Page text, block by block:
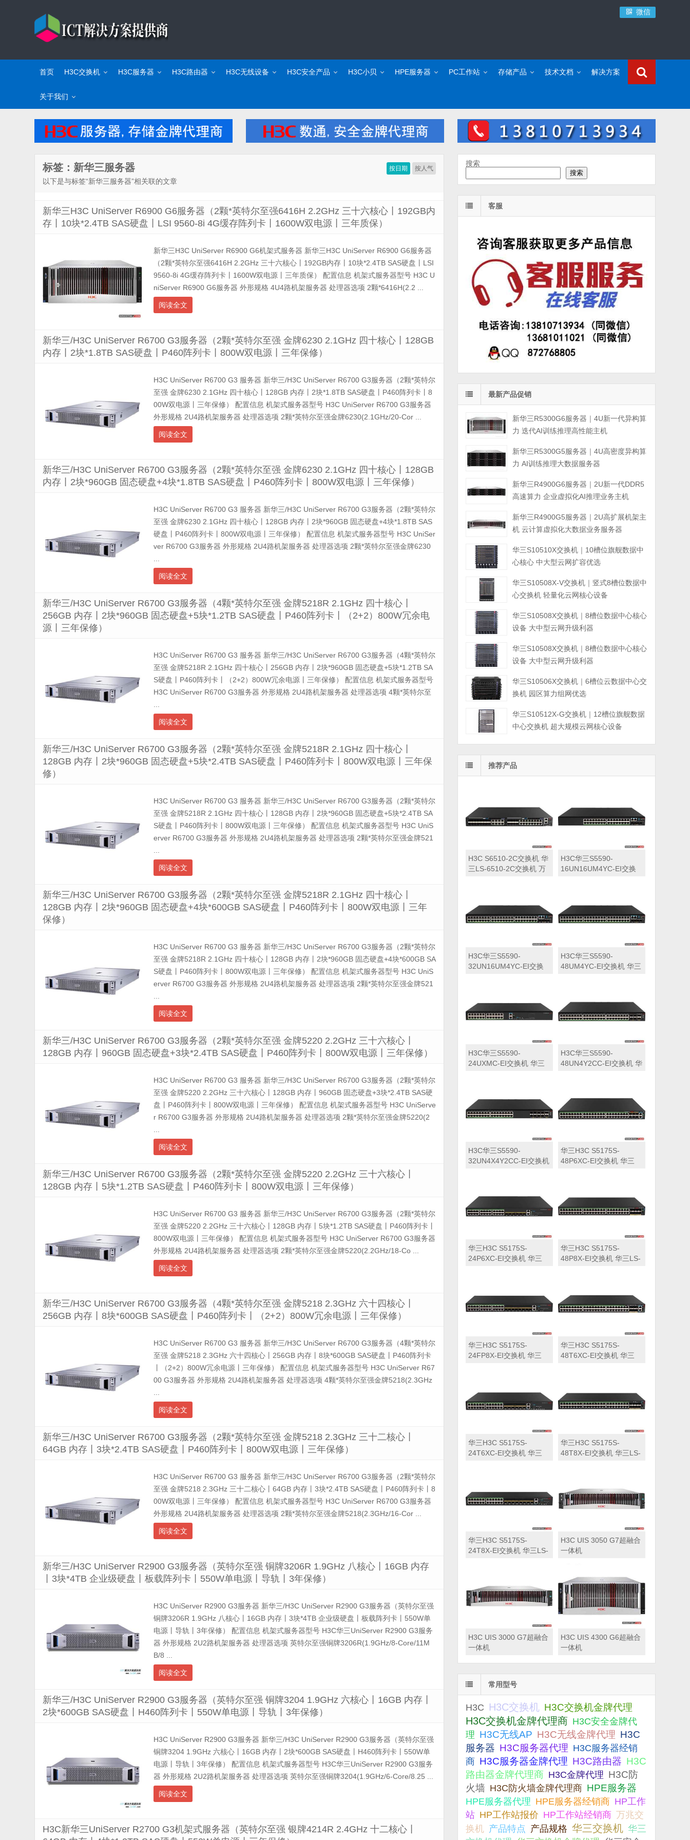
微信
首页 H3C交换机 H3C服务器 H3C路由器 H3C无线设备 H3C安全产品 H3C小贝 HPE服务器 PC工作站 存储产品 技术文档 解决方案
关于我们
按日期 按人气
标签：新华三服务器
以下是与标签“新华三服务器”相关联的文章
新华三H3C UniServer R6900 G6服务器（2颗*英特尔至强6416H 2.2GHz 三十六核心丨192GB内
存丨10块*2.4TB SAS硬盘丨LSI 9560-8i 4G缓存阵列卡丨1600W双电源丨三年质保）
新华三H3C UniServer R6900 G6机架式服务器 新华三H3C UniServer R6900 G6服务器
（2颗*英特尔至强6416H 2.2GHz 三十六核心丨192GB内存丨10块*2.4TB SAS硬盘丨LSI
9560-8i 4G缓存阵列卡丨1600W双电源丨三年质保） 配置信息 机架式服务器型号 H3C U
niServer R6900 G6服务器 外形规格 4U4路机架服务器 处理器选项 2颗*6416H(2.2 ...
阅读全文
新华三/H3C UniServer R6700 G3服务器（2颗*英特尔至强 金牌6230 2.1GHz 四十核心丨128GB
内存丨2块*1.8TB SAS硬盘丨P460阵列卡丨800W双电源丨三年保修）
H3C UniServer R6700 G3 服务器 新华三/H3C UniServer R6700 G3服务器（2颗*英特尔
至强 金牌6230 2.1GHz 四十核心丨128GB 内存丨2块*1.8TB SAS硬盘丨P460阵列卡丨8
00W双电源丨三年保修） 配置信息 机架式服务器型号 H3C UniServer R6700 G3服务器
外形规格 2U4路机架服务器 处理器选项 2颗*英特尔至强金牌6230(2.1GHz/20-Cor ...
阅读全文
新华三/H3C UniServer R6700 G3服务器（2颗*英特尔至强 金牌6230 2.1GHz 四十核心丨128GB
内存丨2块*960GB 固态硬盘+4块*1.8TB SAS硬盘丨P460阵列卡丨800W双电源丨三年保修）
H3C UniServer R6700 G3 服务器 新华三/H3C UniServer R6700 G3服务器（2颗*英特尔
至强 金牌6230 2.1GHz 四十核心丨128GB 内存丨2块*960GB 固态硬盘+4块*1.8TB SAS
硬盘丨P460阵列卡丨800W双电源丨三年保修） 配置信息 机架式服务器型号 H3C UniSer
ver R6700 G3服务器 外形规格 2U4路机架服务器 处理器选项 2颗*英特尔至强金牌6230
...
阅读全文
新华三/H3C UniServer R6700 G3服务器（4颗*英特尔至强 金牌5218R 2.1GHz 四十核心丨
256GB 内存丨2块*960GB 固态硬盘+5块*1.2TB SAS硬盘丨P460阵列卡丨（2+2）800W冗余电
源丨三年保修）
H3C UniServer R6700 G3 服务器 新华三/H3C UniServer R6700 G3服务器（4颗*英特尔
至强 金牌5218R 2.1GHz 四十核心丨256GB 内存丨2块*960GB 固态硬盘+5块*1.2TB SA
S硬盘丨P460阵列卡丨（2+2）800W冗余电源丨三年保修） 配置信息 机架式服务器型号
H3C UniServer R6700 G3服务器 外形规格 2U4路机架服务器 处理器选项 4颗*英特尔至
...
阅读全文
新华三/H3C UniServer R6700 G3服务器（2颗*英特尔至强 金牌5218R 2.1GHz 四十核心丨
128GB 内存丨2块*960GB 固态硬盘+5块*2.4TB SAS硬盘丨P460阵列卡丨800W双电源丨三年保
修）
H3C UniServer R6700 G3 服务器 新华三/H3C UniServer R6700 G3服务器（2颗*英特尔
至强 金牌5218R 2.1GHz 四十核心丨128GB 内存丨2块*960GB 固态硬盘+5块*2.4TB SA
S硬盘丨P460阵列卡丨800W双电源丨三年保修） 配置信息 机架式服务器型号 H3C UniS
erver R6700 G3服务器 外形规格 2U4路机架服务器 处理器选项 2颗*英特尔至强金牌521
...
阅读全文
新华三/H3C UniServer R6700 G3服务器（2颗*英特尔至强 金牌5218R 2.1GHz 四十核心丨
128GB 内存丨2块*960GB 固态硬盘+4块*600GB SAS硬盘丨P460阵列卡丨800W双电源丨三年
保修）
H3C UniServer R6700 G3 服务器 新华三/H3C UniServer R6700 G3服务器（2颗*英特尔
至强 金牌5218R 2.1GHz 四十核心丨128GB 内存丨2块*960GB 固态硬盘+4块*600GB SA
S硬盘丨P460阵列卡丨800W双电源丨三年保修） 配置信息 机架式服务器型号 H3C UniS
erver R6700 G3服务器 外形规格 2U4路机架服务器 处理器选项 2颗*英特尔至强金牌521
...
阅读全文
新华三/H3C UniServer R6700 G3服务器（2颗*英特尔至强 金牌5220 2.2GHz 三十六核心丨
128GB 内存丨960GB 固态硬盘+3块*2.4TB SAS硬盘丨P460阵列卡丨800W双电源丨三年保修）
H3C UniServer R6700 G3 服务器 新华三/H3C UniServer R6700 G3服务器（2颗*英特尔
至强 金牌5220 2.2GHz 三十六核心丨128GB 内存丨960GB 固态硬盘+3块*2.4TB SAS硬
盘丨P460阵列卡丨800W双电源丨三年保修） 配置信息 机架式服务器型号 H3C UniServe
r R6700 G3服务器 外形规格 2U4路机架服务器 处理器选项 2颗*英特尔至强金牌5220(2
...
阅读全文
新华三/H3C UniServer R6700 G3服务器（2颗*英特尔至强 金牌5220 2.2GHz 三十六核心丨
128GB 内存丨5块*1.2TB SAS硬盘丨P460阵列卡丨800W双电源丨三年保修）
H3C UniServer R6700 G3 服务器 新华三/H3C UniServer R6700 G3服务器（2颗*英特尔
至强 金牌5220 2.2GHz 三十六核心丨128GB 内存丨5块*1.2TB SAS硬盘丨P460阵列卡丨
800W双电源丨三年保修） 配置信息 机架式服务器型号 H3C UniServer R6700 G3服务器
外形规格 2U4路机架服务器 处理器选项 2颗*英特尔至强金牌5220(2.2GHz/18-Co ...
阅读全文
新华三/H3C UniServer R6700 G3服务器（4颗*英特尔至强 金牌5218 2.3GHz 六十四核心丨
256GB 内存丨8块*600GB SAS硬盘丨P460阵列卡丨（2+2）800W冗余电源丨三年保修）
H3C UniServer R6700 G3 服务器 新华三/H3C UniServer R6700 G3服务器（4颗*英特尔
至强 金牌5218 2.3GHz 六十四核心丨256GB 内存丨8块*600GB SAS硬盘丨P460阵列卡
丨（2+2）800W冗余电源丨三年保修） 配置信息 机架式服务器型号 H3C UniServer R67
00 G3服务器 外形规格 2U4路机架服务器 处理器选项 4颗*英特尔至强金牌5218(2.3GHz
阅读全文
新华三/H3C UniServer R6700 G3服务器（2颗*英特尔至强 金牌5218 2.3GHz 三十二核心丨
64GB 内存丨3块*2.4TB SAS硬盘丨P460阵列卡丨800W双电源丨三年保修）
H3C UniServer R6700 G3 服务器 新华三/H3C UniServer R6700 G3服务器（2颗*英特尔
至强 金牌5218 2.3GHz 三十二核心丨64GB 内存丨3块*2.4TB SAS硬盘丨P460阵列卡丨8
00W双电源丨三年保修） 配置信息 机架式服务器型号 H3C UniServer R6700 G3服务器
外形规格 2U4路机架服务器 处理器选项 2颗*英特尔至强金牌5218(2.3GHz/16-Cor ...
阅读全文
新华三/H3C UniServer R2900 G3服务器（英特尔至强 铜牌3206R 1.9GHz 八核心丨16GB 内存
丨3块*4TB 企业级硬盘丨板载阵列卡丨550W单电源丨导轨丨3年保修）
H3C UniServer R2900 G3服务器 新华三/H3C UniServer R2900 G3服务器（英特尔至强
铜牌3206R 1.9GHz 八核心丨16GB 内存丨3块*4TB 企业级硬盘丨板载阵列卡丨550W单
电源丨导轨丨3年保修） 配置信息 机架式服务器型号 H3C华三UniServer R2900 G3服务
器 外形规格 2U2路机架服务器 处理器选项 英特尔至强铜牌3206R(1.9GHz/8-Core/11M
B/8 ...
阅读全文
新华三/H3C UniServer R2900 G3服务器（英特尔至强 铜牌3204 1.9GHz 六核心丨16GB 内存丨
2块*600GB SAS硬盘丨H460阵列卡丨550W单电源丨导轨丨3年保修）
H3C UniServer R2900 G3服务器 新华三/H3C UniServer R2900 G3服务器（英特尔至强
铜牌3204 1.9GHz 六核心丨16GB 内存丨2块*600GB SAS硬盘丨H460阵列卡丨550W单
电源丨导轨丨3年保修） 配置信息 机架式服务器型号 H3C华三UniServer R2900 G3服务
器 外形规格 2U2路机架服务器 处理器选项 英特尔至强铜牌3204(1.9GHz/6-Core/8.25 ...
阅读全文
H3C新华三UniServer R2700 G3机架式服务器（英特尔至强 银牌4214R 2.4GHz 十二核心丨
搜索
搜索
客服
最新产品促销
新华三R5300G6服务器｜4U新一代异构算
力 迭代AI训练推理高性能主机
新华三R5300G5服务器｜4U高密度异构算
力 AI训练推理大数据服务器
新华三R4900G6服务器｜2U新一代DDR5
高速算力 企业虚拟化AI推理业务主机
新华三R4900G5服务器｜2U高扩展机架主
机 云计算虚拟化大数据业务服务器
华三S10510X交换机｜10槽位旗舰数据中
心核心 中大型云网扩容优选
华三S10508X-V交换机｜竖式8槽位数据中
心交换机 轻量化云网核心设备
华三S10508X交换机｜8槽位数据中心核心
设备 大中型云网升级利器
华三S10508X交换机｜8槽位数据中心核心
设备 大中型云网升级利器
华三S10506X交换机｜6槽位云数据中心交
换机 园区算力组网优选
华三S10512X-G交换机｜12槽位旗舰数据
中心交换机 超大规模云网核心设备
推荐产品
H3C S6510-2C交换机 华
三LS-6510-2C交换机 万
H3C华三S5590-
16UN16UM4YC-EI交换
H3C华三S5590-
32UN16UM4YC-EI交换
H3C华三S5590-
48UM4YC-EI交换机 华三
H3C华三S5590-
24UXMC-EI交换机 华三
H3C华三S5590-
48UN4Y2CC-EI交换机 华
H3C华三S5590-
32UN4X4Y2CC-EI交换机
华三H3C S5175S-
48P6XC-EI交换机 华三
华三H3C S5175S-
24P6XC-EI交换机 华三
华三H3C S5175S-
48P8X-EI交换机 华三LS-
华三H3C S5175S-
24FP8X-EI交换机 华三
华三H3C S5175S-
48T6XC-EI交换机 华三
华三H3C S5175S-
24T6XC-EI交换机 华三
华三H3C S5175S-
48T8X-EI交换机 华三LS-
华三H3C S5175S-
24T8X-EI交换机 华三LS-
H3C UIS 3050 G7超融合
一体机
H3C UIS 3000 G7超融合
一体机
H3C UIS 4300 G6超融合
一体机
常用型号
H3C H3C交换机 H3C交换机金牌代理
H3C交换机金牌代理商 H3C安全金牌代
理 H3C无线AP H3C无线金牌代理 H3C
服务器 H3C服务器代理 H3C服务器经销
商 H3C服务器金牌代理 H3C路由器 H3C
路由器金牌代理商 H3C金牌代理 H3C防
火墙 H3C防火墙金牌代理商 HPE服务器
HPE服务器代理 HPE服务器经销商 HP工作
站 HP工作站报价 HP工作站经销商 万兆交
换机 产品特点 产品规格 华三交换机 华三